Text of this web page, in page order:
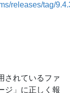
releases/tag/
されているファ
ジ」に正しく報